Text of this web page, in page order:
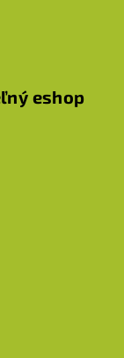
eshop